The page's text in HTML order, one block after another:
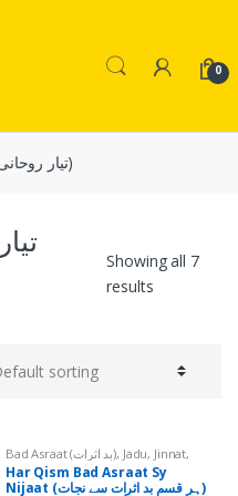
0
Tayyar Ruhani Ilaj (تیار روحانی علاج)
Showing all 7
results
Bad Asraat (بد اثرات), Jadu, Jinnat,
Shayateen, Nazr-e-Bad (جادو، جنات،
شیاطین، نظر بد),Tayyar Ruhani Ilaj
(تیار روحانی علاج)
Har Qism Bad Asraat Sy
Nijaat (ہر قسم بد اثرات سے نجات)